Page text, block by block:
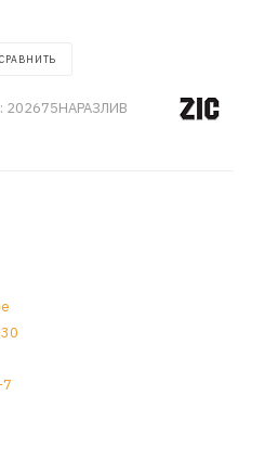
СРАВНИТЬ
202675НАРАЗЛИВ
7